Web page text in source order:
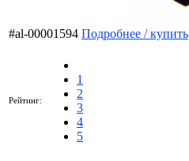
#al-00001594 Подробнее / купить
Рейтинг:
1
2
3
4
5